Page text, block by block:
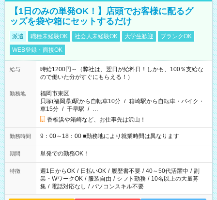
【1日のみの単発OK！】店頭でお客様に配るグ
ッズを袋や箱にセットするだけ
派遣 職種未経験OK 社会人未経験OK 大学生歓迎
ブランクOK
WEB登録・面接OK
給与
時給1200円～（弊社は、翌日が給料日！しかも、100％支給な
ので働いた分がすぐにもらえる！）
勤務地
福岡市東区
貝塚(福岡県)駅から自転車10分 / 箱崎駅から自転車・バイク・
車15分 / 千早駅 / …
香椎浜や箱崎など、お仕事先は沢山！
勤務時間 9：00～18：00 ■勤務地により就業時間は異なります
期間 単発での勤務OK！
特徴 週1日からOK / 日払いOK / 履歴書不要 / 40～50代活躍中 / 副
業・WワークOK / 服装自由 / シフト勤務 / 10名以上の大量募
集 / 電話対応なし / パソコンスキル不要